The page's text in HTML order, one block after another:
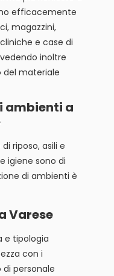
efficacemente
magazzini,
e case di
inoltre
del materiale
ambienti a
riposo, asili e
igiene sono di
di ambienti è
Varese
e tipologia
con i
personale